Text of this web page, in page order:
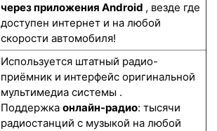
через приложения Android , везде где
доступен интернет и на любой
скорости автомобиля!
Используется штатный радио-
приёмник и интерфейс оригинальной
мультимедиа системы .
Поддержка онлайн-радио: тысячи
радиостанций с музыкой на любой